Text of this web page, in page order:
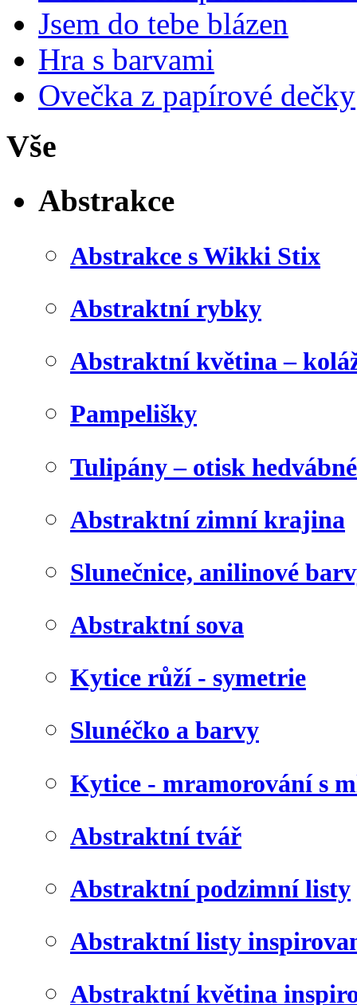
Jsem do tebe blázen
Hra s barvami
Ovečka z papírové dečky
Vše
Abstrakce
Abstrakce s Wikki Stix
Abstraktní rybky
Abstraktní květina –
Pampelišky
Tulipány – otisk
Abstraktní zimní krajina
Slunečnice, anilinové
Abstraktní sova
Kytice růží - symetrie
Slunéčko a barvy
Kytice - mramorování s
Abstraktní tvář
Abstraktní podzimní listy
Abstraktní listy
Abstraktní květina